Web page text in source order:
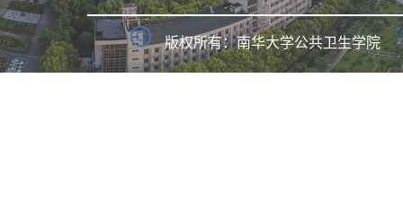
版权所有：南华大学公共卫生学院